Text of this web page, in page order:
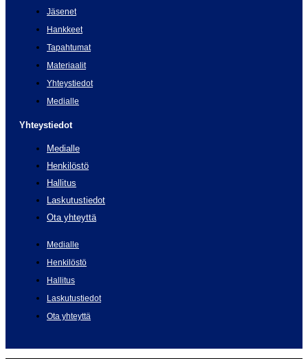
Jäsenet
Hankkeet
Tapahtumat
Materiaalit
Yhteystiedot
Medialle
Yhteystiedot
Medialle
Henkilöstö
Hallitus
Laskutustiedot
Ota yhteyttä
Medialle
Henkilöstö
Hallitus
Laskutustiedot
Ota yhteyttä